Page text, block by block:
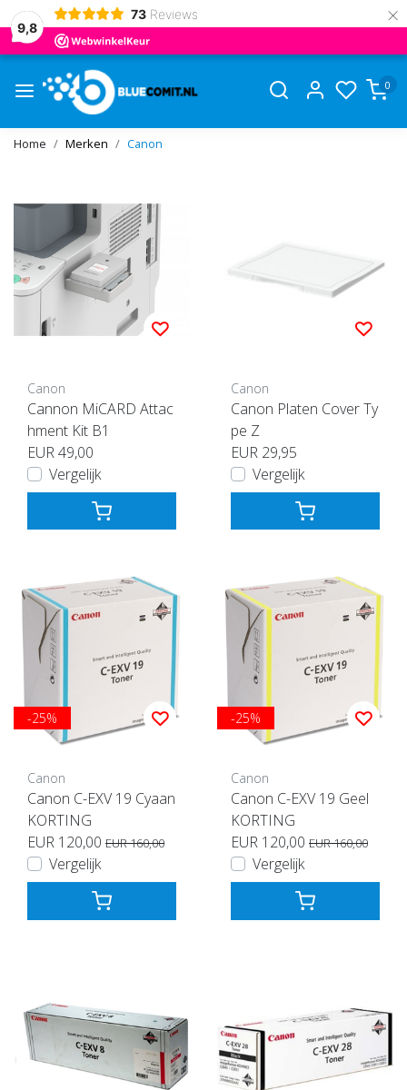
9,8
73 Reviews ×
0
Home Merken Canon
Canon
Cannon MiCARD Attac
hment Kit B1
EUR 49,00
Vergelijk
Canon
Canon Platen Cover Ty
pe Z
EUR 29,95
Vergelijk
-25%
Canon
Canon C-EXV 19 Cyaan
KORTING
EUR 120,00 EUR 160,00
Vergelijk
-25%
Canon
Canon C-EXV 19 Geel
KORTING
EUR 120,00 EUR 160,00
Vergelijk